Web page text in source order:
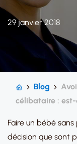
29 janvier 2018
Blog
célibataire :
Faire un bébé
décision que sont